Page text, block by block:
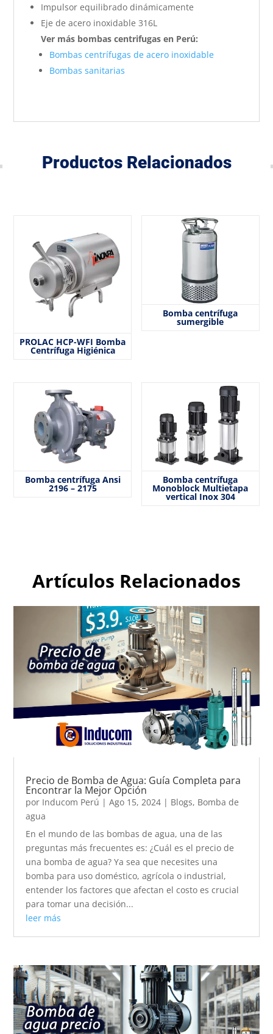
Impulsor equilibrado dinámicamente
Eje de acero inoxidable 316L
Ver más bombas centrifugas en Perú:
Bombas centrífugas de acero inoxidable
Bombas sanitarias
Productos Relacionados
PROLAC HCP-WFI Bomba
Centrífuga Higiénica
Bomba centrífuga
sumergible
Bomba centrífuga Ansi
2196 – 2175
Bomba centrífuga
Monoblock Multietapa
vertical Inox 304
Artículos Relacionados
Precio de Bomba de Agua: Guía Completa para
Encontrar la Mejor Opción
por Inducom Perú |Ago 15, 2024 | Blogs, Bomba de
agua
En el mundo de las bombas de agua, una de las
preguntas más frecuentes es: ¿Cuál es el precio de
una bomba de agua? Ya sea que necesites una
bomba para uso doméstico, agrícola o industrial,
entender los factores que afectan el costo es crucial
para tomar una decisión...
leer más